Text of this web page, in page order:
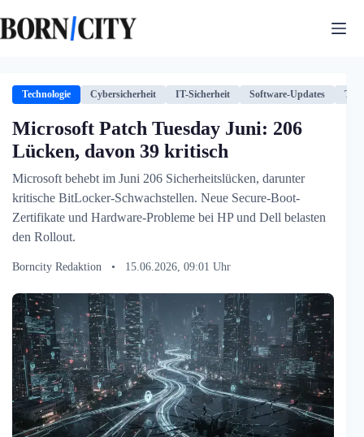
Inhalt
springen
Technologie Cybersicherheit IT-Sicherheit Software-Updates
Microsoft Patch Tuesday Juni: 206
Lücken, davon 39 kritisch
Microsoft behebt im Juni 206 Sicherheitslücken, darunter
kritische BitLocker-Schwachstellen. Neue Secure-Boot-
Zertifikate und Hardware-Probleme bei HP und Dell belasten
den Rollout.
Borncity Redaktion • 15.06.2026, 09:01 Uhr